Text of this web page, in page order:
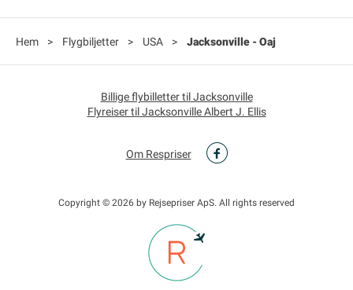
Hem > Flygbiljetter > USA > Jacksonville - Oaj
Billige flybilletter til Jacksonville
Flyreiser til Jacksonville Albert J. Ellis
Om Respriser
Copyright © 2026 by Rejsepriser ApS. All rights reserved